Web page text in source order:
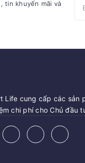
tin khuyến mãi và
Life cung cấp các sản
chi phí cho Chủ đầu